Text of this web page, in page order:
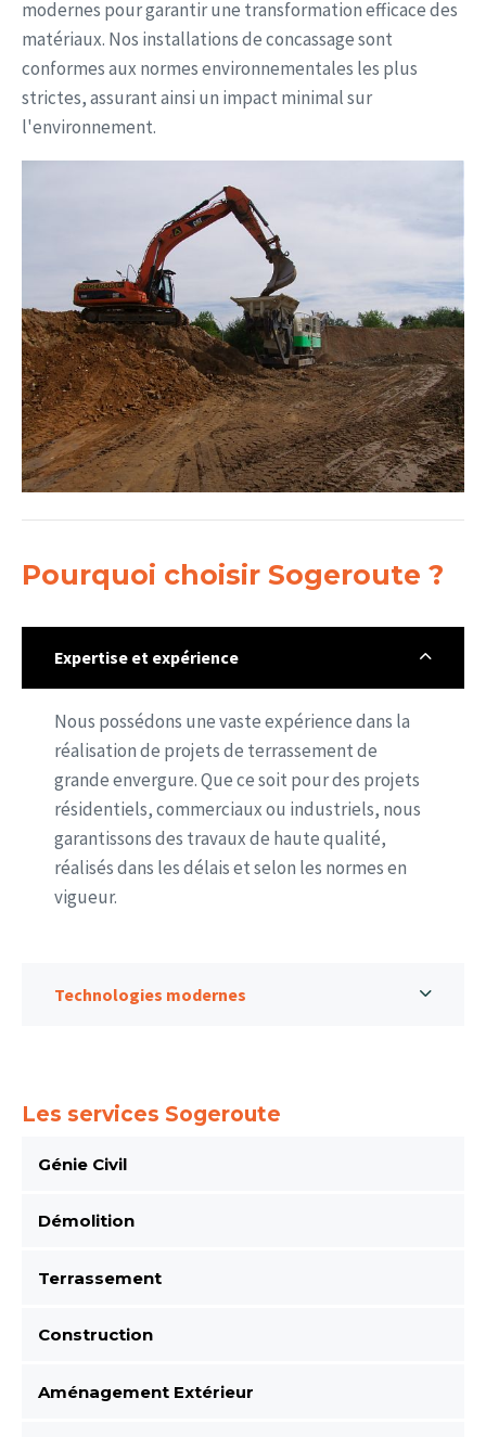
Les services Sogeroute
Génie Civil
Démolition
Terrassement
Construction
Aménagement Extérieur
modernes pour garantir une transformation efficace des
matériaux. Nos installations de concassage sont
conformes aux normes environnementales les plus
strictes, assurant ainsi un impact minimal sur
l'environnement.
Pourquoi choisir Sogeroute ?
Expertise et expérience
Nous possédons une vaste expérience dans la
réalisation de projets de terrassement de
grande envergure. Que ce soit pour des projets
résidentiels, commerciaux ou industriels, nous
garantissons des travaux de haute qualité,
réalisés dans les délais et selon les normes en
vigueur.
Technologies modernes